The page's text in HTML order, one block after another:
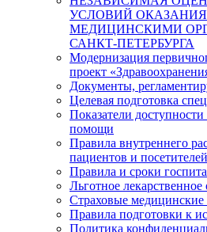
УСЛОВИЙ
МЕДИЦИНСКИМИ
САНКТ-ПЕТЕРБУРГА
Модернизация
проект
Документы,
Целевая подготовка
Показатели
помощи
Правила внутреннего
пациентов и посетителей
Правила и сроки
Льготное лекарственное
Страховые медицинские
Правила подготовки к
Политика